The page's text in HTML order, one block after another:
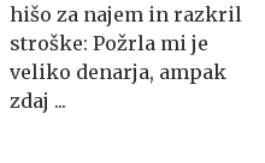
hišo za najem in razkril
stroške: Požrla mi je
veliko denarja, ampak
zdaj ...